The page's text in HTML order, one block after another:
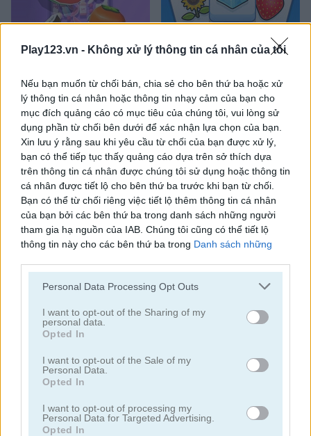
Play123.vn - Không xử lý thông tin cá nhân của tôi
Nếu bạn muốn từ chối bán, chia sẻ cho bên thứ ba hoặc xử
lý thông tin cá nhân hoặc thông tin nhạy cảm của bạn cho
mục đích quảng cáo có mục tiêu của chúng tôi, vui lòng sử
dụng phần từ chối bên dưới để xác nhận lựa chọn của bạn.
Xin lưu ý rằng sau khi yêu cầu từ chối của bạn được xử lý,
bạn có thể tiếp tục thấy quảng cáo dựa trên sở thích dựa
trên thông tin cá nhân được chúng tôi sử dụng hoặc thông tin
cá nhân được tiết lộ cho bên thứ ba trước khi bạn từ chối.
Bạn có thể từ chối riêng việc tiết lộ thêm thông tin cá nhân
của bạn bởi các bên thứ ba trong danh sách những người
tham gia hạ nguồn của IAB. Chúng tôi cũng có thể tiết lộ
thông tin này cho các bên thứ ba trong Danh sách những
lộ thêm thông tin này cho các bên thứ ba khác.
services and may gather and store information including but
not limited to your visit or usage behaviour. You may click to
grant or deny consent to Google and its third-party tags to
use your data for below specified purposes in below Google
consent section.
Personal Data Processing Opt Outs
I want to opt-out of the Sharing of my
personal data.
Opted In
I want to opt-out of the Sale of my
Personal Data.
Opted In
I want to opt-out of processing my
Personal Data for Targeted Advertising.
Opted In
Mahjong Connect Classic Ancient Mahjong
Kitchen Mahjong Classic